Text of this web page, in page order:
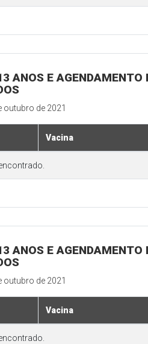
ANOS E
outubro de 2021
Vacina
ANOS E
outubro de 2021
Vacina